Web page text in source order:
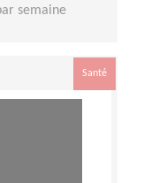
semaine
Santé